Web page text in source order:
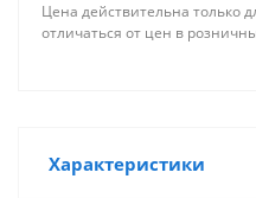
Цена действительна только
отличаться от цен в
Характеристики